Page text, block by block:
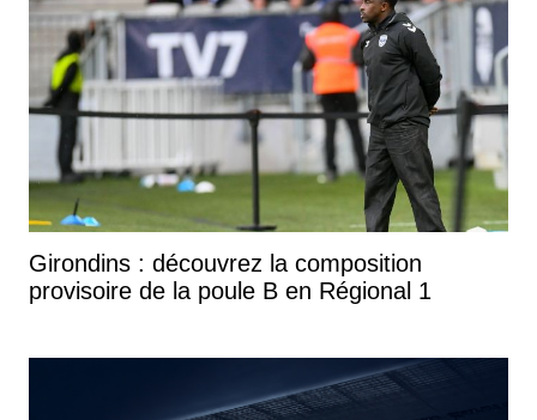
Girondins : découvrez la composition
provisoire de la poule B en Régional 1